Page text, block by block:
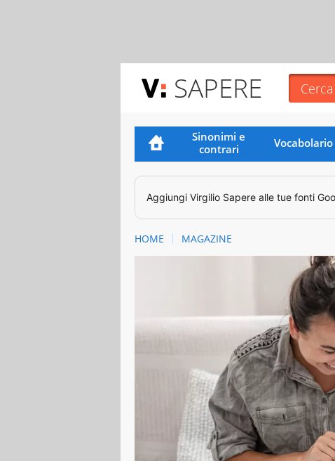
SAPERE
Sinonimi e
contrari
Vocabolario
Aggiungi Virgilio Sapere alle tue fonti
HOME MAGAZINE